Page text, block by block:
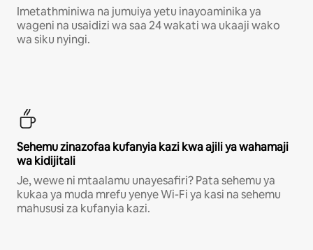
Imetathminiwa na jumuiya yetu inayoaminika ya
wageni na usaidizi wa saa 24 wakati wa ukaaji wako
wa siku nyingi.
Sehemu zinazofaa kufanyia kazi kwa ajili ya wahamaji
wa kidijitali
Je, wewe ni mtaalamu unayesafiri? Pata sehemu ya
kukaa ya muda mrefu yenye Wi-Fi ya kasi na sehemu
mahususi za kufanyia kazi.